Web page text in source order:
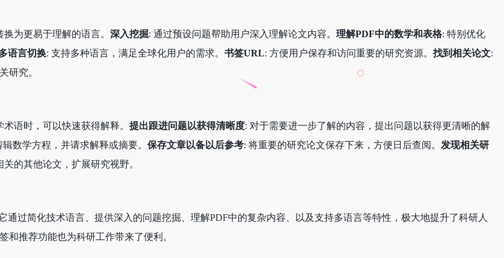
为更易于理解的语言。 深入挖掘: 通过预设问题帮助用户深入理解论文内容。 理解PDF中的数学和表格: 特别优化
语言切换: 支持多种语言，满足全球化用户的需求。 书签URL: 方便用户保存和访问重要的研究资源。 找到相关论文:
研究。
语时，可以快速获得解释。 提出跟进问题以获得清晰度: 对于需要进一步了解的内容，提出问题以获得更清晰的解
数学方程，并请求解释或摘要。 保存文章以备以后参考: 将重要的研究论文保存下来，方便日后查阅。 发现相关研
的其他论文，扩展研究视野。
通过简化技术语言、提供深入的问题挖掘、理解PDF中的复杂内容、以及支持多语言等特性，极大地提升了科研人
和推荐功能也为科研工作带来了便利。